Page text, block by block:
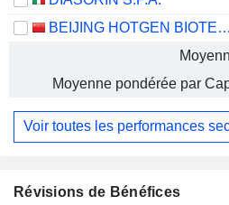
BEIJING HOTGEN BIOTECH CO., LTD.
Moyenne pondérée par
Voir toutes les performances
Révisions de Bénéfices